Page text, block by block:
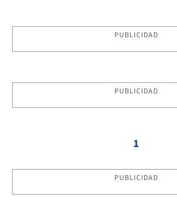
PUBLICIDAD
PUBLICIDAD
1
PUBLICIDAD